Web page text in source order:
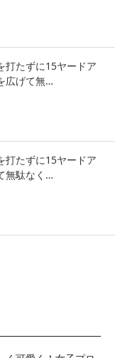
打たずに15ヤードア
広げて無…
打たずに15ヤードア
無駄なく…